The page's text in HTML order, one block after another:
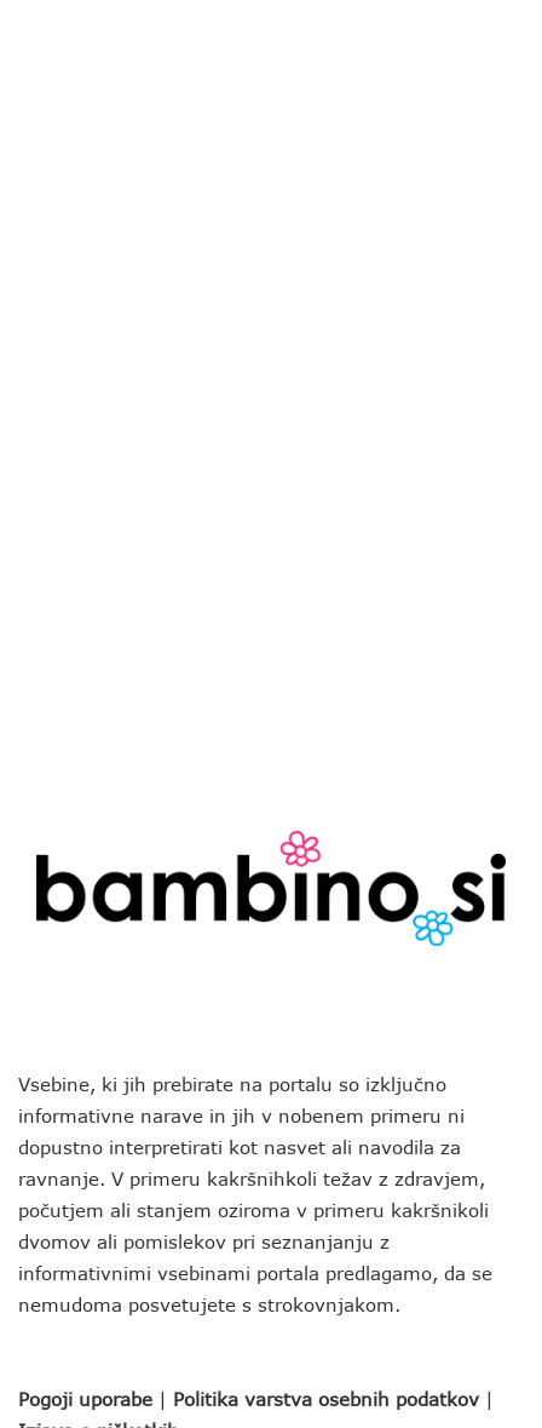
Vsebine, ki jih prebirate na portalu so izključno
informativne narave in jih v nobenem primeru ni
dopustno interpretirati kot nasvet ali navodila za
ravnanje. V primeru kakršnihkoli težav z zdravjem,
počutjem ali stanjem oziroma v primeru kakršnikoli
dvomov ali pomislekov pri seznanjanju z
informativnimi vsebinami portala predlagamo, da se
nemudoma posvetujete s strokovnjakom.
Pogoji uporabe | Politika varstva osebnih podatkov |